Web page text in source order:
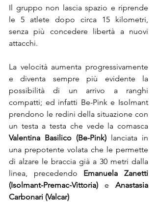
Il gruppo non lascia spazio e riprende
le 5 atlete dopo circa 15 kilometri,
senza più concedere libertà a nuovi
attacchi.
La velocità aumenta progressivamente
e diventa sempre più evidente la
possibilità di un arrivo a ranghi
compatti; ed infatti Be-Pink e Isolmant
prendono le redini della situazione con
Valentina Basilico (Be-Pink) lanciata in
una prepotente volata che le permette
di alzare le braccia già a 30 metri dalla
linea, precedendo Emanuela Zanetti
(Isolmant-Premac-Vittoria) e Anastasia
Carbonari (Valcar)